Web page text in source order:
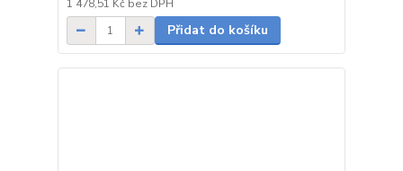
1 478,51 Kč bez DPH
Přidat do košíku